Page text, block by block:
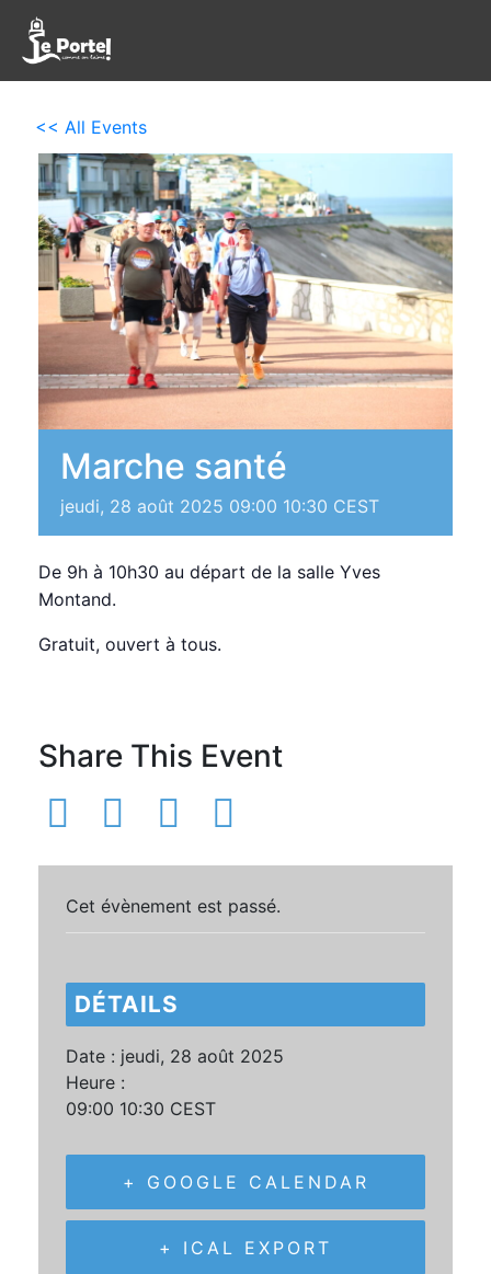
<< All Events
Marche santé
jeudi, 28 août 2025 09:00 10:30 CEST
De 9h à 10h30 au départ de la salle Yves
Montand.
Gratuit, ouvert à tous.
Share This Event
Cet évènement est passé.
DÉTAILS
Date : jeudi, 28 août 2025
Heure :
09:00 10:30 CEST
+ GOOGLE CALENDAR
+ ICAL EXPORT